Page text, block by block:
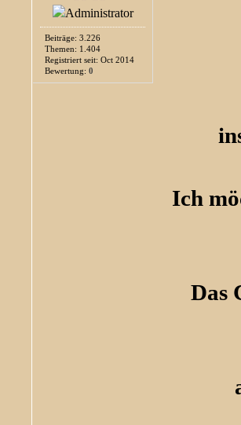
Beiträge: 3.226
Themen: 1.404
Registriert seit: Oct 2014
Bewertung: 0
Ich
Das